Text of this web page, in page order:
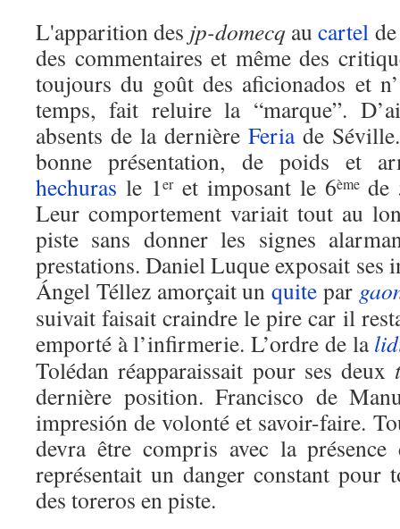
L'apparition des jp-domecq aucartel
des commentaires et même des
toujours du goût des aficionados et
temps, fait reluire la “marque”.
absents de la dernière Feriade
bonne présentation, de poids et
hechuras le 1eret imposant le 6èmede
Leur comportement variait tout au
piste sans donner les signes
prestations. Daniel Luque exposait ses
Ángel Téllez amorçait unquite par
suivait faisait craindre le pire car il
emporté à l’infirmerie. L’ordre de la
Tolédan réapparaissait pour ses deux
dernière position. Francisco de
impresión de volonté et savoir-faire.
devra être compris avec la
représentait un danger constant pour
des toreros en piste.